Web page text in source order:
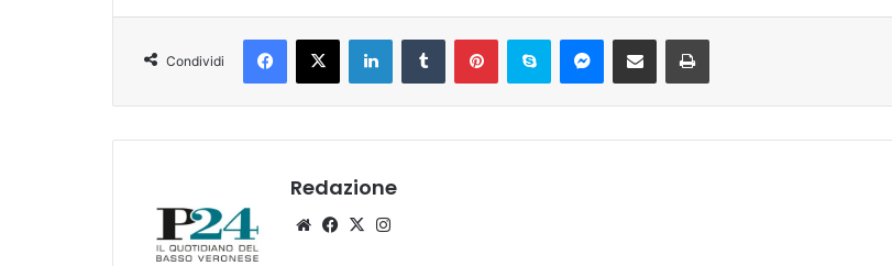
Condividi
Facebook
X LinkedInTumblr PinterestSkype Messenger
Condividi via mail Stampa
Redazione
WebsiteFacebook
X